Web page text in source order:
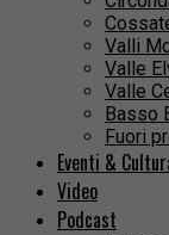
Valli
Valle
Valle
Basso
Fuori
Eventi &
Video
Podcast